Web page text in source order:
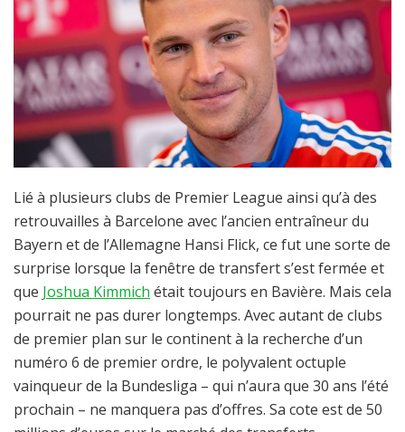
Lié à plusieurs clubs de Premier League ainsi qu’à des
retrouvailles à Barcelone avec l’ancien entraîneur du
Bayern et de l’Allemagne Hansi Flick, ce fut une sorte de
surprise lorsque la fenêtre de transfert s’est fermée et
que Joshua Kimmich était toujours en Bavière. Mais cela
pourrait ne pas durer longtemps. Avec autant de clubs
de premier plan sur le continent à la recherche d’un
numéro 6 de premier ordre, le polyvalent octuple
vainqueur de la Bundesliga – qui n’aura que 30 ans l’été
prochain – ne manquera pas d’offres. Sa cote est de 50